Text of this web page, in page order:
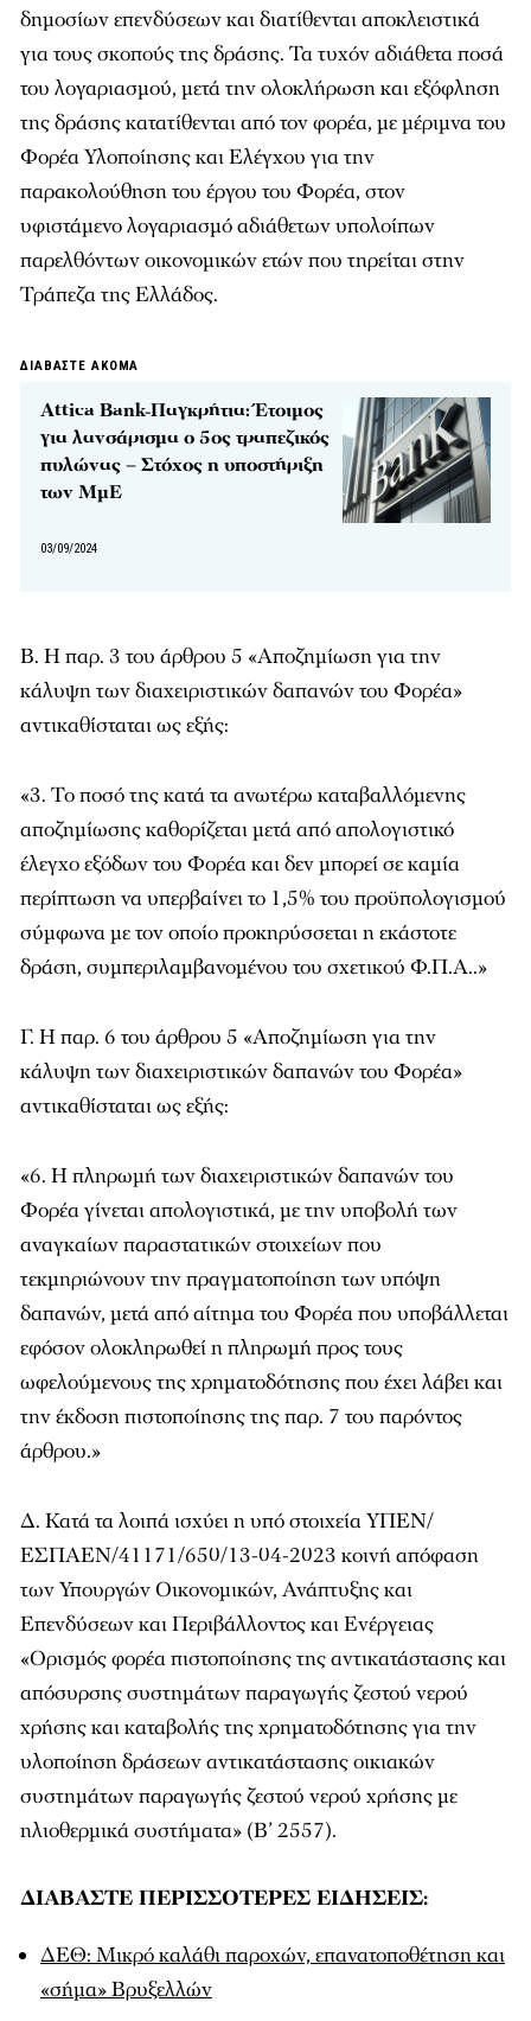
δημοσίων επενδύσεων και διατίθενται αποκλειστικά
για τους σκοπούς της δράσης. Τα τυχόν αδιάθετα ποσά
του λογαριασμού, μετά την ολοκλήρωση και εξόφληση
της δράσης κατατίθενται από τον φορέα, με μέριμνα του
Φορέα Υλοποίησης και Ελέγχου για την
παρακολούθηση του έργου του Φορέα, στον
υφιστάμενο λογαριασμό αδιάθετων υπολοίπων
παρελθόντων οικονομικών ετών που τηρείται στην
Τράπεζα της Ελλάδος.
ΔΙΑΒΑΣΤΕ ΑΚΟΜΑ
Attica Bank-Παγκρήτια: Έτοιμος
για λανσάρισμα ο 5ος τραπεζικός
πυλώνας – Στόχος η υποστήριξη
των ΜμΕ
03/09/2024
Β. Η παρ. 3 του άρθρου 5 «Αποζημίωση για την
κάλυψη των διαχειριστικών δαπανών του Φορέα»
αντικαθίσταται ως εξής:
«3. Το ποσό της κατά τα ανωτέρω καταβαλλόμενης
αποζημίωσης καθορίζεται μετά από απολογιστικό
έλεγχο εξόδων του Φορέα και δεν μπορεί σε καμία
περίπτωση να υπερβαίνει το 1,5% του προϋπολογισμού
σύμφωνα με τον οποίο προκηρύσσεται η εκάστοτε
δράση, συμπεριλαμβανομένου του σχετικού Φ.Π.Α..»
Γ. Η παρ. 6 του άρθρου 5 «Αποζημίωση για την
κάλυψη των διαχειριστικών δαπανών του Φορέα»
αντικαθίσταται ως εξής:
«6. Η πληρωμή των διαχειριστικών δαπανών του
Φορέα γίνεται απολογιστικά, με την υποβολή των
αναγκαίων παραστατικών στοιχείων που
τεκμηριώνουν την πραγματοποίηση των υπόψη
δαπανών, μετά από αίτημα του Φορέα που υποβάλλεται
εφόσον ολοκληρωθεί η πληρωμή προς τους
ωφελούμενους της χρηματοδότησης που έχει λάβει και
την έκδοση πιστοποίησης της παρ. 7 του παρόντος
άρθρου.»
Δ. Κατά τα λοιπά ισχύει η υπό στοιχεία ΥΠΕΝ/
ΕΣΠΑΕΝ/41171/650/13-04-2023 κοινή απόφαση
των Υπουργών Οικονομικών, Ανάπτυξης και
Επενδύσεων και Περιβάλλοντος και Ενέργειας
«Ορισμός φορέα πιστοποίησης της αντικατάστασης και
απόσυρσης συστημάτων παραγωγής ζεστού νερού
χρήσης και καταβολής της χρηματοδότησης για την
υλοποίηση δράσεων αντικατάστασης οικιακών
συστημάτων παραγωγής ζεστού νερού χρήσης με
ηλιοθερμικά συστήματα» (Β’ 2557).
ΔΙΑΒΑΣΤΕ ΠΕΡΙΣΣΟΤΕΡΕΣ ΕΙΔΗΣΕΙΣ:
ΔΕΘ: Μικρό καλάθι παροχών, επανατοποθέτηση και
«σήμα» Βρυξελλών